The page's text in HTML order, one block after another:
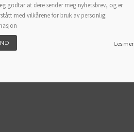
godtar at dere sender meg nyhetsbrev, og er
med vilkårene for bruk av personlig
Les mer